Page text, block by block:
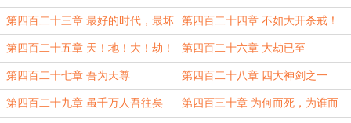
第四百二十三章 最好的时代，最坏
的时代
第四百二十四章 不如大开杀戒！
第四百二十五章 天！地！大！劫！ 第四百二十六章 大劫已至
第四百二十七章 吾为天尊 第四百二十八章 四大神剑之一
第四百二十九章 虽千万人吾往矣 第四百三十章 为何而死，为谁而